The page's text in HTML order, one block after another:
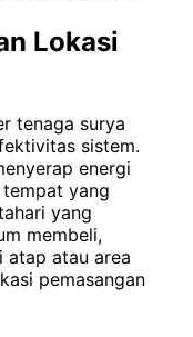
Lokasi
tenaga surya
sistem.
energi
yang
yang
membeli,
atap atau area
pemasangan